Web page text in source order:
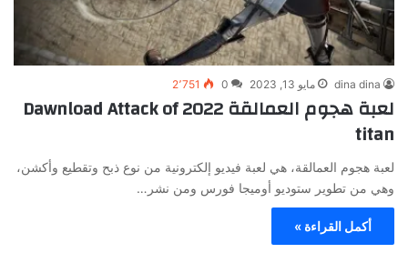
dina dina مايو 13, 2023 0 2٬751
لعبة هجوم العمالقة 2022 Dawnload Attack of
titan
لعبة هجوم العمالقة، هي لعبة فيديو إلكترونية من نوع ذبح وتقطيع وأكشن،
وهي من تطوير ستوديو أوميجا فورس ومن نشر…
أكمل القراءة »